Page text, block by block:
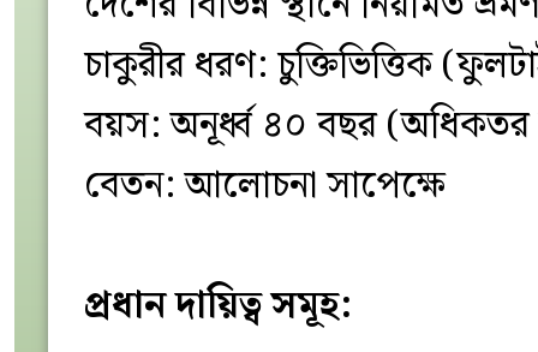
চাকুরীর ধরণ: চুক্তিভিত্তিক
বয়স: অনূর্ধ্ব ৪০ বছর (অধিকতর
বেতন: আলোচনা সাপেক্ষে
প্রধান দায়িত্ব সমূহ: